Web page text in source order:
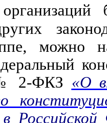
можно
2-ФКЗ «О
Российской